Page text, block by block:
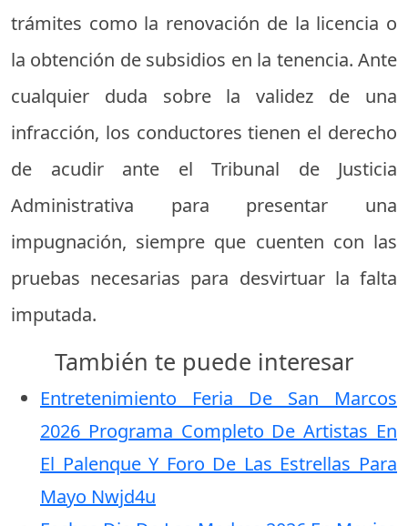
trámites como la renovación de la licencia o
la obtención de subsidios en la tenencia. Ante
cualquier duda sobre la validez de una
infracción, los conductores tienen el derecho
de acudir ante el Tribunal de Justicia
Administrativa para presentar una
impugnación, siempre que cuenten con las
pruebas necesarias para desvirtuar la falta
imputada.
También te puede interesar
Entretenimiento Feria De San Marcos
2026 Programa Completo De Artistas En
El Palenque Y Foro De Las Estrellas Para
Mayo Nwjd4u